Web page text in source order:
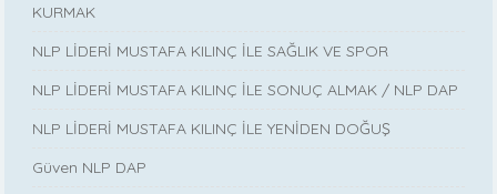
KURMAK
NLP LİDERİ MUSTAFA KILINÇ İLE SAĞLIK VE SPOR
NLP LİDERİ MUSTAFA KILINÇ İLE SONUÇ ALMAK / NLP DAP
NLP LİDERİ MUSTAFA KILINÇ İLE YENİDEN DOĞUŞ
Güven NLP DAP